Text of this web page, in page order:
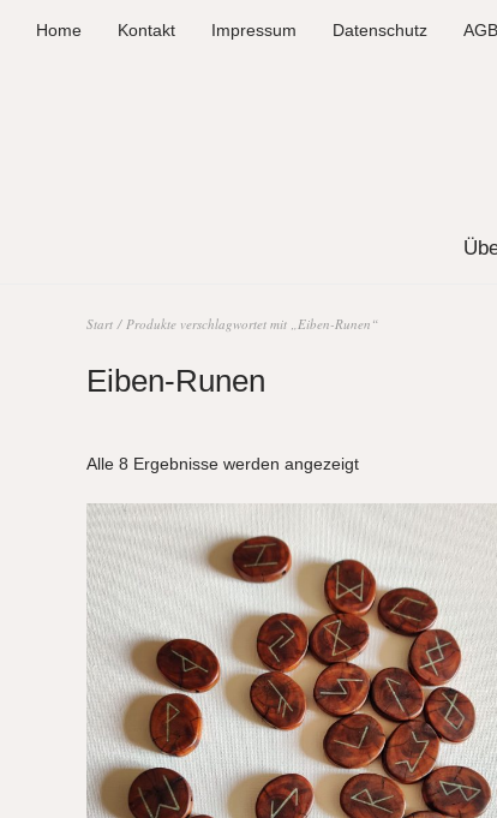
Home Kontakt Impressum Datenschutz AGB
Start / Produkte verschlagwortet mit „Eiben-Runen“
Eiben-Runen
Alle 8 Ergebnisse werden angezeigt